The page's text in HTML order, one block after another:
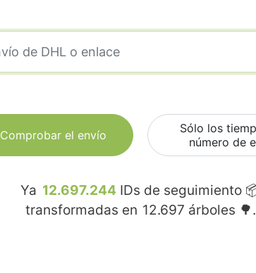
Comprobar el envío
Sólo los
número de
Ya 12.697.244 IDs de seguimiento
transformadas en 12.697 árboles 🌳.